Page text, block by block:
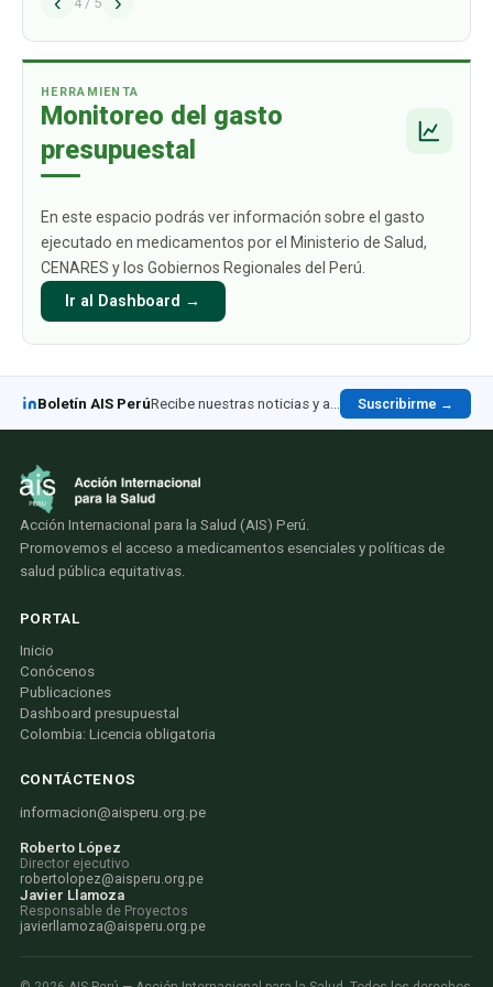
HERRAMIENTA
Monitoreo del gasto
presupuestal
En este espacio podrás ver información sobre el gasto
ejecutado en medicamentos por el Ministerio de Salud,
CENARES y los Gobiernos Regionales del Perú.
Ir al Dashboard →
Boletín AIS PerúRecibe nuestras noticias y análisis en LinkedIn Suscribirme →
Acción Internacional para la Salud (AIS) Perú.
Promovemos el acceso a medicamentos esenciales y políticas de
salud pública equitativas.
PORTAL
Inicio
Conócenos
Publicaciones
Dashboard presupuestal
Colombia: Licencia obligatoria
CONTÁCTENOS
informacion@aisperu.org.pe
Roberto López
Director ejecutivo
robertolopez@aisperu.org.pe
Javier Llamoza
Responsable de Proyectos
javierllamoza@aisperu.org.pe